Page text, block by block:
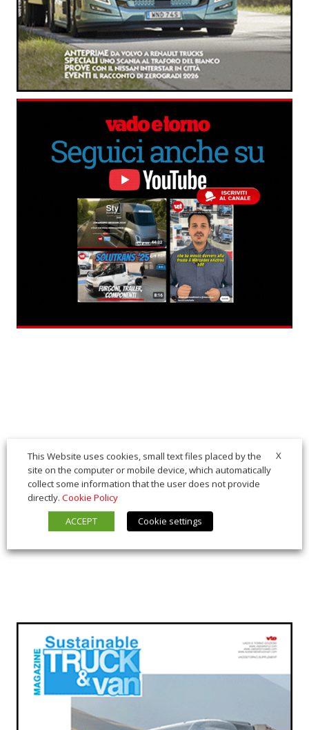
X
This Website uses cookies, small text files placed by the
site on the computer or mobile device, which automatically
collect some information that the user does not provide
directly. Cookie Policy
ACCEPT
Cookie settings